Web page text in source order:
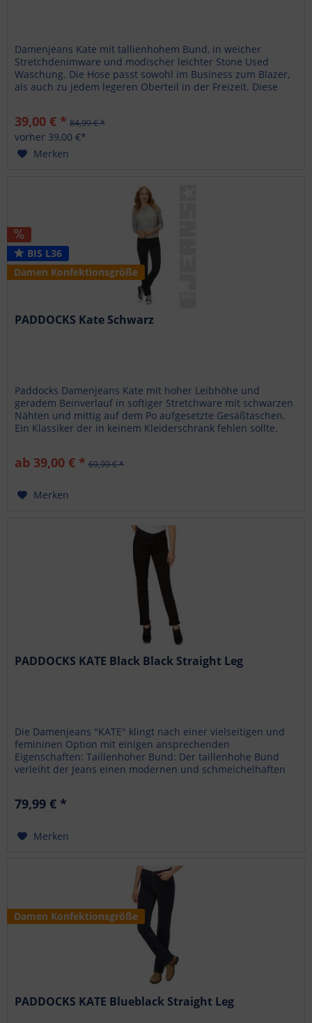
Damenjeans Kate mit tallienhohem Bund, in weicher
Stretchdenimware und modischer leichter Stone Used
Waschung. Die Hose passt sowohl im Business zum Blazer,
als auch zu jedem legeren Oberteil in der Freizeit. Diese
39,00 € * 84,99 € *
vorher 39,00 €*
Merken
BIS L36
Damen Konfektionsgröße
PADDOCKS Kate Schwarz
Paddocks Damenjeans Kate mit hoher Leibhöhe und
geradem Beinverlauf in softiger Stretchware mit schwarzen
Nähten und mittig auf dem Po aufgesetzte Gesäßtaschen.
Ein Klassiker der in keinem Kleiderschrank fehlen sollte.
ab 39,00 € * 69,99 € *
Merken
PADDOCKS KATE Black Black Straight Leg
Die Damenjeans "KATE" klingt nach einer vielseitigen und
femininen Option mit einigen ansprechenden
Eigenschaften: Taillenhoher Bund: Der taillenhohe Bund
verleiht der Jeans einen modernen und schmeichelhaften
79,99 € *
Merken
Damen Konfektionsgröße
PADDOCKS KATE Blueblack Straight Leg